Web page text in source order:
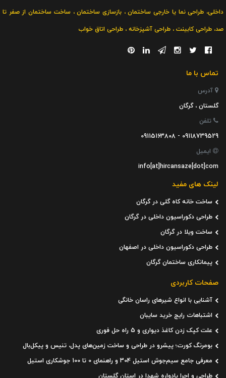
داخلی، طراحی نما یا خارجی ساختمان، بازسازی ساختمان،ساخت ساختمان از صفر تا
صد، طراحی کابینت ، طراحی آشپزخانه ، طراحی اتاق خواب
تماس با ما
آدرس
گلستان ، گرگان
تلفن
09118739529 - 09115163808
ایمیل
info[at]hircansaze[dot]com
لینک های مفید
ساخت خانه کاه گلی در گرگان
طراحی دکوراسیون داخلی در گرگان
ساخت ویلا در گرگان
طراحی دکوراسیون داخلی در اصفهان
پیمانکاری ساختمان گرگان
صفحات کاربردی
آشنایی با انواع شیرهای راسان خانگی
اشتباهات رایج خرید سایبان
علت کپک زدن کاغذ دیواری و 5 راه حل فوری
بومرنگ کورت؛ پیشرو در طراحی و ساخت زمین‌های پدل، تنیس و پیکل‌بال
معرفی جامع سیم‌جوش استیل 304 و راهنمای 0 تا 100 جوشکاری استیل
طراحی و اجرا یادواره شهدا در استان گلستان